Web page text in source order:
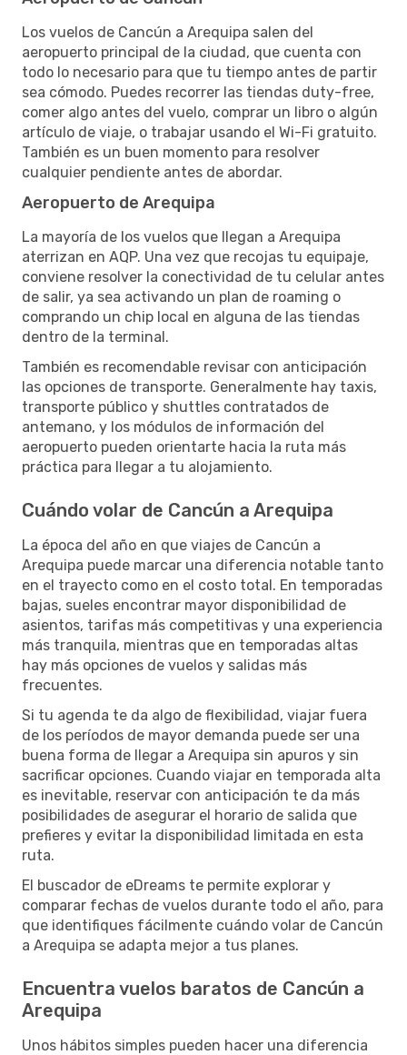
Los vuelos de Cancún a Arequipa salen del
aeropuerto principal de la ciudad, que cuenta con
todo lo necesario para que tu tiempo antes de partir
sea cómodo. Puedes recorrer las tiendas duty-free,
comer algo antes del vuelo, comprar un libro o algún
artículo de viaje, o trabajar usando el Wi-Fi gratuito.
También es un buen momento para resolver
cualquier pendiente antes de abordar.
Aeropuerto de Arequipa
La mayoría de los vuelos que llegan a Arequipa
aterrizan en AQP. Una vez que recojas tu equipaje,
conviene resolver la conectividad de tu celular antes
de salir, ya sea activando un plan de roaming o
comprando un chip local en alguna de las tiendas
dentro de la terminal.
También es recomendable revisar con anticipación
las opciones de transporte. Generalmente hay taxis,
transporte público y shuttles contratados de
antemano, y los módulos de información del
aeropuerto pueden orientarte hacia la ruta más
práctica para llegar a tu alojamiento.
Cuándo volar de Cancún a Arequipa
La época del año en que viajes de Cancún a
Arequipa puede marcar una diferencia notable tanto
en el trayecto como en el costo total. En temporadas
bajas, sueles encontrar mayor disponibilidad de
asientos, tarifas más competitivas y una experiencia
más tranquila, mientras que en temporadas altas
hay más opciones de vuelos y salidas más
frecuentes.
Si tu agenda te da algo de flexibilidad, viajar fuera
de los períodos de mayor demanda puede ser una
buena forma de llegar a Arequipa sin apuros y sin
sacrificar opciones. Cuando viajar en temporada alta
es inevitable, reservar con anticipación te da más
posibilidades de asegurar el horario de salida que
prefieres y evitar la disponibilidad limitada en esta
ruta.
El buscador de eDreams te permite explorar y
comparar fechas de vuelos durante todo el año, para
que identifiques fácilmente cuándo volar de Cancún
a Arequipa se adapta mejor a tus planes.
Encuentra vuelos baratos de Cancún a
Arequipa
Unos hábitos simples pueden hacer una diferencia